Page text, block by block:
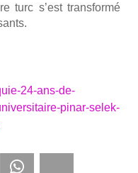
turc s’est trans­for­mé
24-ans-de-
pinar-selek-